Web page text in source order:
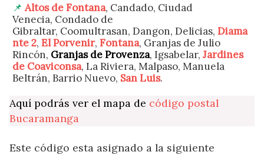
Altos de Fontana, Candado, Ciudad
Venecia, Condado de
Gibraltar, Coomultrasan, Dangon, Delicias, Diama
nte 2, El Porvenir, Fontana, Granjas de Julio
Rincón, Granjas de Provenza, Igsabelar, Jardines
de Coaviconsa, La Riviera, Malpaso, Manuela
Beltrán, Barrio Nuevo, San Luis.
Aquí podrás ver el mapa de código postal
Bucaramanga
Este código esta asignado a la siguiente